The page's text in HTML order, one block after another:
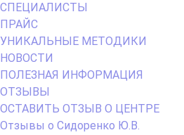
СПЕЦИАЛИСТЫ
ПРАЙС
УНИКАЛЬНЫЕ МЕТОДИКИ
НОВОСТИ
ПОЛЕЗНАЯ ИНФОРМАЦИЯ
ОТЗЫВЫ
ОСТАВИТЬ ОТЗЫВ О ЦЕНТРЕ
Отзывы о Сидоренко Ю.В.